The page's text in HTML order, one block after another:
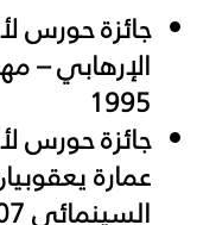
جائزة حورس
الإرهابي –
1995
جائزة حورس
عمارة
السينمائي 2007